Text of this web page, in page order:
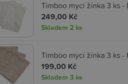
Timboo mycí žínka 3 ks -
249,00 Kč
Skladem 2 ks
Timboo mycí žínka 3 ks -
199,00 Kč
Skladem 3 ks